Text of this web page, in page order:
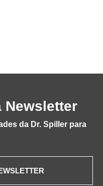
Newsletter
da Dr. Spiller para